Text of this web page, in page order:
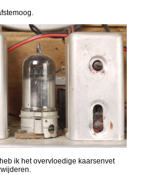
ik het overvloedige kaarsenvet